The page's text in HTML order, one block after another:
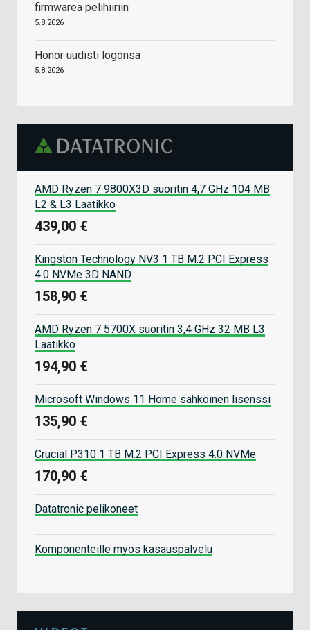
firmwarea pelihiiriin
5.8.2026
Honor uudisti logonsa
5.8.2026
AMD Ryzen 7 9800X3D suoritin 4,7 GHz 104 MB
L2 & L3 Laatikko
439,00 €
Kingston Technology NV3 1 TB M.2 PCI Express
4.0 NVMe 3D NAND
158,90 €
AMD Ryzen 7 5700X suoritin 3,4 GHz 32 MB L3
Laatikko
194,90 €
Microsoft Windows 11 Home sähköinen lisenssi
135,90 €
Crucial P310 1 TB M.2 PCI Express 4.0 NVMe
170,90 €
Datatronic pelikoneet
Komponenteille myös kasauspalvelu